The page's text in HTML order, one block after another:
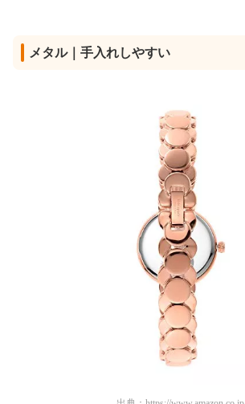
メタル｜手入れしやすい